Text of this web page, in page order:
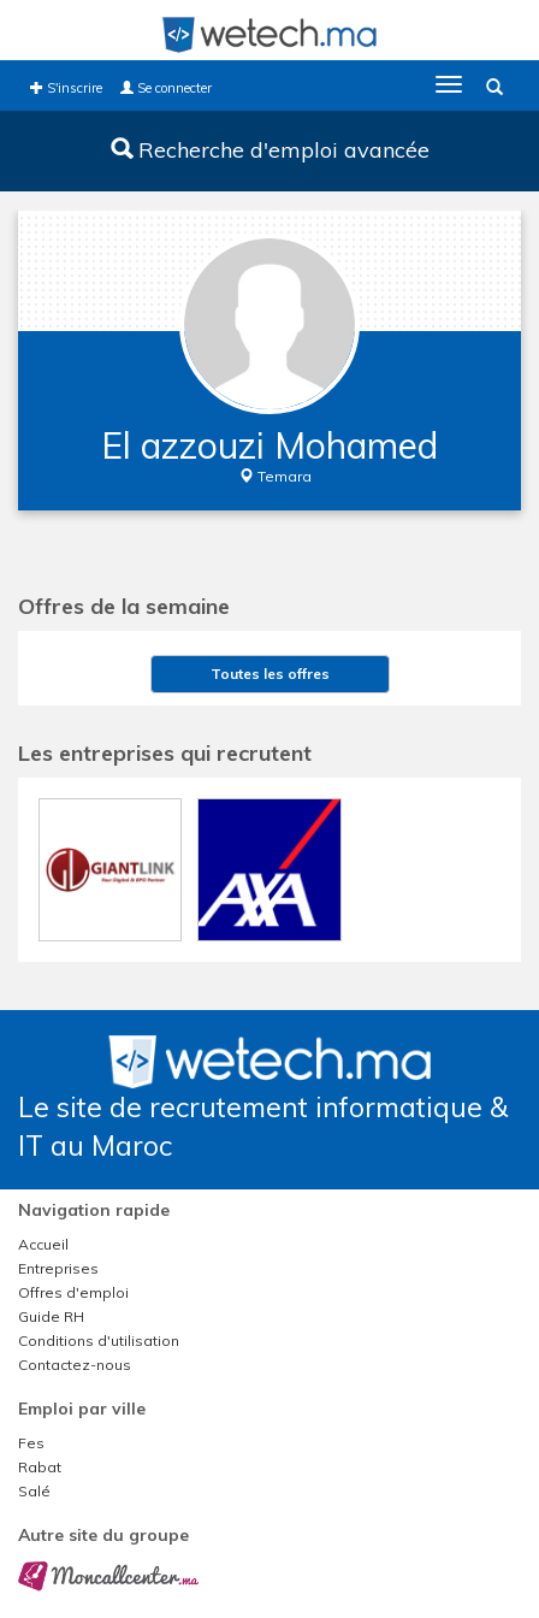
S'inscrire Se connecter
Toggle
navigation
Recherche d'emploi avancée
El azzouzi Mohamed
Temara
Offres de la semaine
Toutes les offres
Les entreprises qui recrutent
Le site de recrutement informatique &
IT au Maroc
Navigation rapide
Accueil
Entreprises
Offres d'emploi
Guide RH
Conditions d'utilisation
Contactez-nous
Emploi par ville
Fes
Rabat
Salé
Autre site du groupe